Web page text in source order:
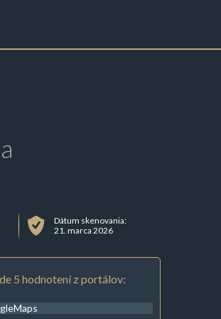
Dátum skenovania:
21. marca 2026
5 hodnotení z portálov: